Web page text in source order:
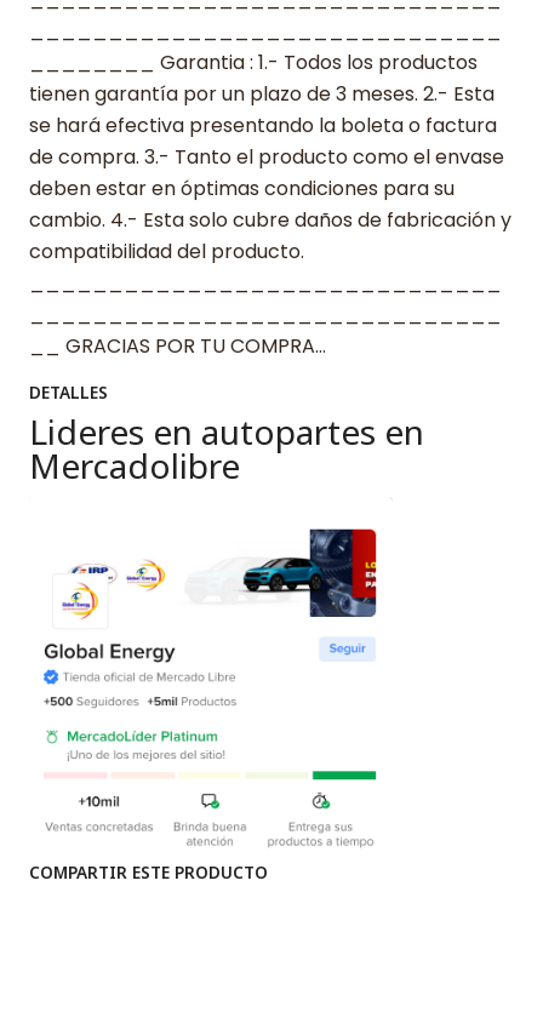
________ Garantia : 1.- Todos los productos
tienen garantía por un plazo de 3 meses. 2.- Esta
se hará efectiva presentando la boleta o factura
de compra. 3.- Tanto el producto como el envase
deben estar en óptimas condiciones para su
cambio. 4.- Esta solo cubre daños de fabricación y
compatibilidad del producto.
__ GRACIAS POR TU COMPRA…
DETALLES
Lideres en autopartes en
Mercadolibre
COMPARTIR ESTE PRODUCTO